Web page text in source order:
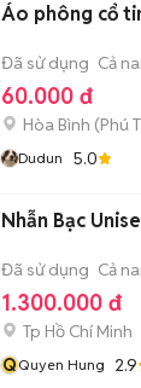
Áo phông cổ
Đã sử dụng Cả
60.000 đ
Hòa Bình (Phú
Dudun 5.0
Nhẫn Bạc
Đã sử dụng Cả
1.300.000 đ
Tp Hồ Chí Minh
QQuyen Hung 2.9